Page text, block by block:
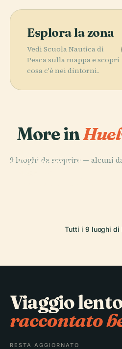
Esplora la zona
Vedi Scuola Nautica di
Pesca sulla mappa e scopri
cosa c'è nei dintorni.
More in
9 luoghi da scoprire — alcuni
Cattedrale di
Tutti i 9 luoghi di
Viaggio
raccontato
RESTA AGGIORNATO